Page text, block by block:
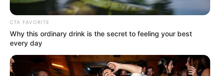
CTA FAVORITE
Why this ordinary drink is the secret to feeling your best
every day